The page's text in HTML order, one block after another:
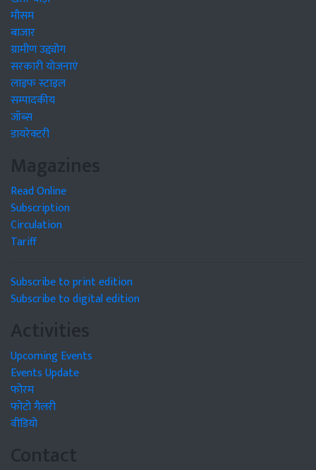
मौसम
बाजार
ग्रामीण उद्द्योग
सरकारी योजनाएं
लाइफ स्टाइल
सम्पादकीय
जॉब्स
डायरेक्टरी
Magazines
Read Online
Subscription
Circulation
Tariff
Subscribe to print edition
Subscribe to digital edition
Activities
Upcoming Events
Events Update
फोरम
फोटो गैलरी
वीडियो
Contact